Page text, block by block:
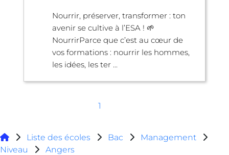
Nourrir, préserver, transformer : ton
avenir se cultive à l’ESA ! 🌱
NourrirParce que c’est au cœur de
vos formations : nourrir les hommes,
les idées, les ter ...
1
Liste des écoles Bac
Management
Niveau
Angers